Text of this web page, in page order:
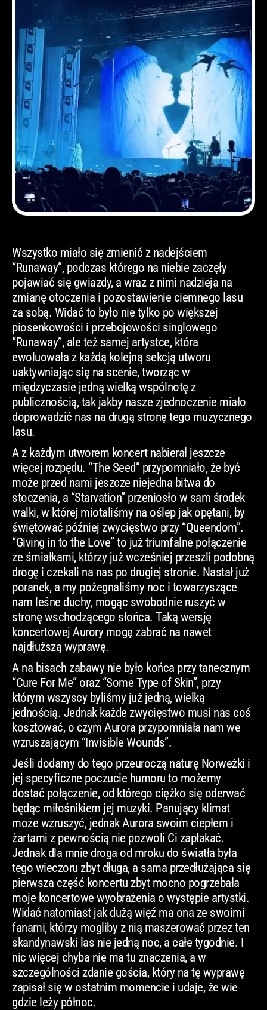
Wszystko miało się zmienić z nadejściem
“Runaway”, podczas którego na niebie zaczęły
pojawiać się gwiazdy, a wraz z nimi nadzieja na
zmianę otoczenia i pozostawienie ciemnego lasu
za sobą. Widać to było nie tylko po większej
piosenkowości i przebojowości singlowego
“Runaway”, ale też samej artystce, która
ewoluowała z każdą kolejną sekcją utworu
uaktywniając się na scenie, tworząc w
międzyczasie jedną wielką wspólnotę z
publicznością, tak jakby nasze zjednoczenie miało
doprowadzić nas na drugą stronę tego muzycznego
lasu.
A z każdym utworem koncert nabierał jeszcze
więcej rozpędu. “The Seed” przypomniało, że być
może przed nami jeszcze niejedna bitwa do
stoczenia, a “Starvation” przeniosło w sam środek
walki, w której miotaliśmy na oślep jak opętani, by
świętować później zwycięstwo przy “Queendom”.
“Giving in to the Love” to już triumfalne połączenie
ze śmiałkami, którzy już wcześniej przeszli podobną
drogę i czekali na nas po drugiej stronie. Nastał już
poranek, a my pożegnaliśmy noc i towarzyszące
nam leśne duchy, mogąc swobodnie ruszyć w
stronę wschodzącego słońca. Taką wersję
koncertowej Aurory mogę zabrać na nawet
najdłuższą wyprawę.
A na bisach zabawy nie było końca przy tanecznym
“Cure For Me” oraz “Some Type of Skin”, przy
którym wszyscy byliśmy już jedną, wielką
jednością. Jednak każde zwycięstwo musi nas coś
kosztować, o czym Aurora przypomniała nam we
wzruszającym “Invisible Wounds”.
Jeśli dodamy do tego przeuroczą naturę Norweżki i
jej specyficzne poczucie humoru to możemy
dostać połączenie, od którego ciężko się oderwać
będąc miłośnikiem jej muzyki. Panujący klimat
może wzruszyć, jednak Aurora swoim ciepłem i
żartami z pewnością nie pozwoli Ci zapłakać.
Jednak dla mnie droga od mroku do światła była
tego wieczoru zbyt długa, a sama przedłużająca się
pierwsza część koncertu zbyt mocno pogrzebała
moje koncertowe wyobrażenia o występie artystki.
Widać natomiast jak dużą więź ma ona ze swoimi
fanami, którzy moglibyz nią maszerować przez ten
skandynawski las nie jedną noc, a całe tygodnie. I
nic więcej chyba nie ma tu znaczenia, a w
szczególności zdanie gościa, który na tę wyprawę
zapisał się w ostatnim momencie i udaje, że wie
gdzie leży północ.